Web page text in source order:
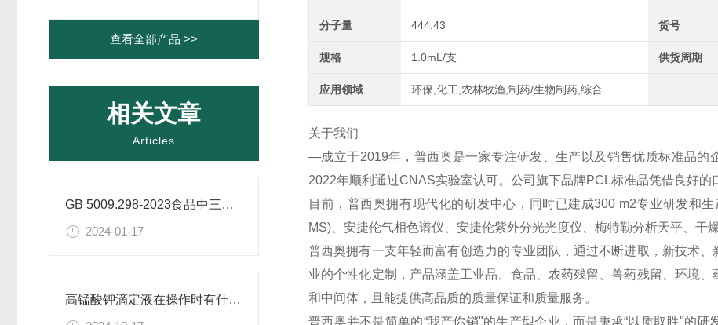
查看全部产品 >>
相关文章
Articles
GB 5009.298-2023食品中三氯蔗糖（蔗糖素）的测定
2024-01-17
高锰酸钾滴定液在操作时有什么要领可言呢？
分子量 444.43 货号
规格 1.0mL/支 供货周期
应用领域 环保,化工,农林牧渔,制药/生物制药,综合
关于我们
—成立于2019年，普西奥是一家专注研发、生产以及销售优质标准品的
2022年顺利通过CNAS实验室认可。公司旗下品牌PCL标准品凭借良好的
目前，普西奥拥有现代化的研发中心，同时已建成300 m2专业研发和
MS)、安捷伦气相色谱仪、安捷伦紫外分光光度仪、梅特勒分析天平、干
普西奥拥有一支年轻而富有创造力的专业团队，通过不断进取，新技术
业的个性化定制，产品涵盖工业品、食品、农药残留、兽药残留、环境
和中间体，且能提供高品质的质量保证和质量服务。
普西奥并不是简单的“我产你销"的生产型企业，而是秉承“以质取胜"的